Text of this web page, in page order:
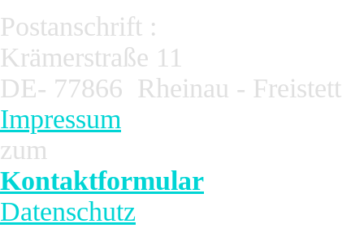
Postanschrift :
Krämerstraße 11
DE- 77866 Rheinau - Freistett
Impressum
zum
Kontaktformular
Datenschutz